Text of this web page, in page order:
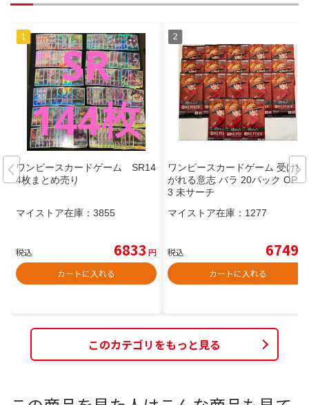
ワンピースカードゲーム SR14
4枚まとめ売り
マイストア在庫： 3855
税込 6833 円
カートに入れる
ワンピースカードゲーム 受け継
がれる意志 バラ 20パック OP-1
3 未サーチ
マイストア在庫： 1277
税込 6749
カートに入れる
このカテゴリをもっと見る